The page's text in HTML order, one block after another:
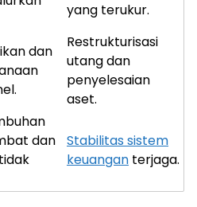
yang terukur.
dan
Restrukturisasi
utang dan
penyelesaian
aset.
dan
Stabilitas sistem
keuangan terjaga.